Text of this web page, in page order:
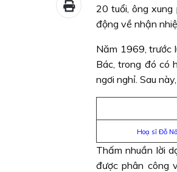
20 tuổi, ông
động về nhận
Năm 1969, trước
Bác, trong đó có
ngơi nghỉ. Sau
Hoạ sĩ Đỗ
Thấm nhuần lời
được phân công